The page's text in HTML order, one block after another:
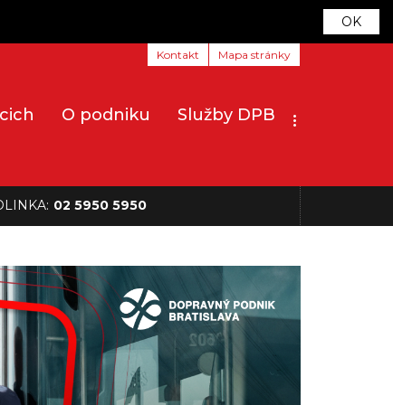
OK
Kontakt Mapa stránky
O podniku Služby DPB
02 5950 5950